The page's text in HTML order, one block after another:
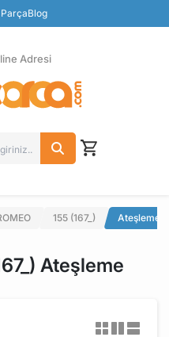
Blog
Ürün
Adresi
155 (167_) Ateşleme
Ateşleme